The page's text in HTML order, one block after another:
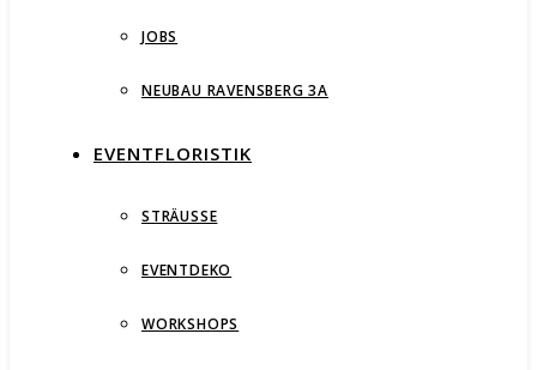
JOBS
NEUBAU RAVENSBERG 3A
EVENTFLORISTIK
STRÄUSSE
EVENTDEKO
WORKSHOPS